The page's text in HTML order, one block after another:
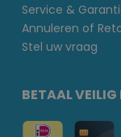
Service &
Annuleren of
Stel uw vraag
BETAAL